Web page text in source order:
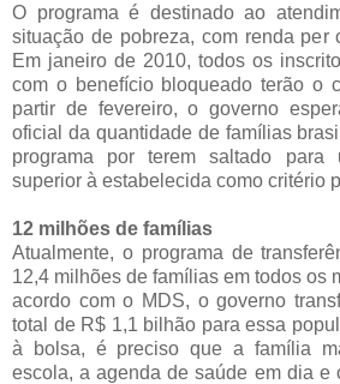
O programa é destinado ao
situação de pobreza, com renda per
Em janeiro de 2010, todos os
com o benefício bloqueado terão o
partir de fevereiro, o governo
oficial da quantidade de famílias
programa por terem saltado para
superior à estabelecida como critério
12 milhões de famílias
Atualmente, o programa de
12,4 milhões de famílias em todos os
acordo com o MDS, o governo
total de R$ 1,1 bilhão para essa
à bolsa, é preciso que a família
escola, a agenda de saúde em dia e